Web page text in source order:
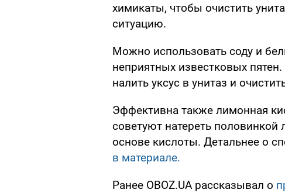
химикаты, чтобы очистить
ситуацию.
Можно использовать соду и
неприятных известковых
налить уксус в унитаз и
Эффективна также лимонная
советуют натереть
основе кислоты. Детальнее о
в материале.
Ранее OBOZ.UA рассказывал о